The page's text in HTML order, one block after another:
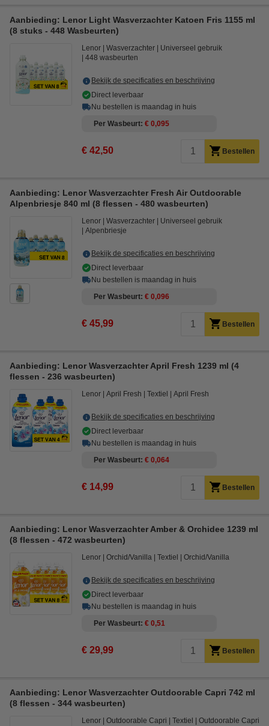
Aanbieding: Lenor Light Wasverzachter Katoen Fris 1155 ml
(8 stuks - 448 Wasbeurten)
Lenor Wasverzachter
Universeel gebruik
448 wasbeurten
Bekijk de specificaties en beschrijving
Direct leverbaar
Nu bestellen is maandag in huis
Per Wasbeurt € 0,095
€ 42,50 Bestellen
Aanbieding: Lenor Wasverzachter Fresh Air Outdoorable
Alpenbriesje 840 ml (8 flessen - 480 wasbeurten)
Lenor Wasverzachter
Universeel gebruik
Alpenbriesje
Bekijk de specificaties en beschrijving
Direct leverbaar
Nu bestellen is maandag in huis
Per Wasbeurt € 0,096
€ 45,99 Bestellen
Aanbieding: Lenor Wasverzachter April Fresh 1239 ml (4
flessen - 236 wasbeurten)
Lenor April Fresh Textiel April Fresh
Bekijk de specificaties en beschrijving
Direct leverbaar
Nu bestellen is maandag in huis
Per Wasbeurt € 0,064
€ 14,99 Bestellen
Aanbieding: Lenor Wasverzachter Amber & Orchidee 1239 ml
(8 flessen - 472 wasbeurten)
Lenor Orchid/Vanilla Textiel Orchid/Vanilla
Bekijk de specificaties en beschrijving
Direct leverbaar
Nu bestellen is maandag in huis
Per Wasbeurt € 0,51
€ 29,99 Bestellen
Aanbieding: Lenor Wasverzachter Outdoorable Capri 742 ml
(8 flessen - 344 wasbeurten)
Lenor Outdoorable Capri Textiel Outdoorable Capri